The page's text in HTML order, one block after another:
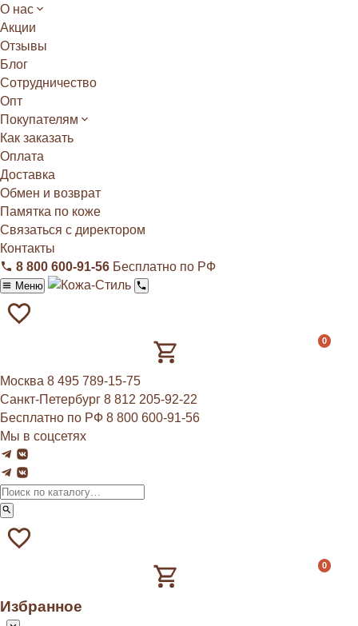
О нас
Акции
Отзывы
Блог
Сотрудничество
Опт
Покупателям
Как заказать
Оплата
Доставка
Обмен и возврат
Памятка по коже
Связаться с директором
Контакты
8 800 600‑91‑56 Бесплатно по РФ
Меню
0
Москва 8 495 789‑15‑75
Санкт-Петербург 8 812 205‑92‑22
Бесплатно по РФ 8 800 600‑91‑56
Мы в соцсетях
0
Избранное